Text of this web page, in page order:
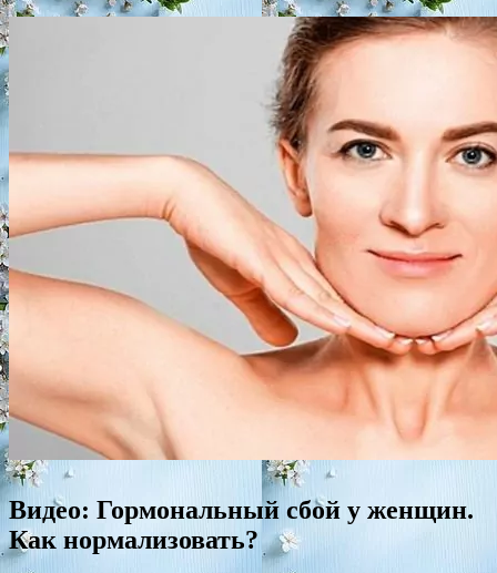
Видео: Гормональный сбой у женщин.
Как нормализовать?